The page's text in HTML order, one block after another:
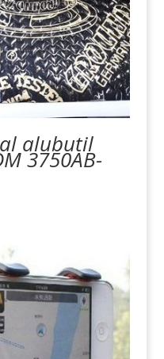
alubutil
3750AB-